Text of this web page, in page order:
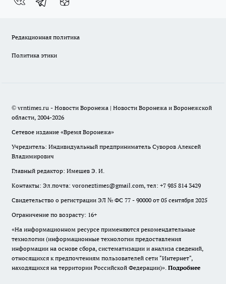
Редакционная политика
Политика этики
© vrntimes.ru - Новости Воронежа | Новости Воронежа и Воронежской
области, 2004-2026
Сетевое издание «Время Воронежа»
Учредитель: Индивидуальный предприниматель Суворов Алексей
Владимирович
Главный редактор: Имешев Э. И.
Контакты: Эл.почта: voroneztimes@gmail.com, тел: +7 985 814 3429
Свидетельство о регистрации ЭЛ № ФС 77 - 90000 от 05 сентября 2025
Ограничение по возрасту: 16+
«На информационном ресурсе применяются рекомендательные
технологии (информационные технологии предоставления
информации на основе сбора, систематизации и анализа сведений,
относящихся к предпочтениям пользователей сети "Интернет",
находящихся на территории Российской Федерации)». Подробнее